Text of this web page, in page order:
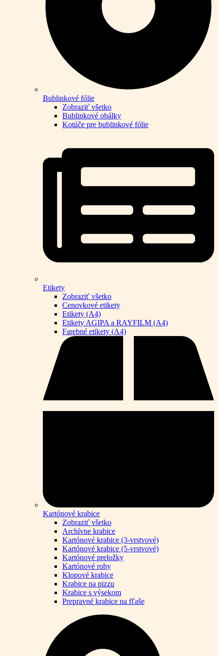
Bublinkové fólie
Zobraziť všetko
Bublinkové obálky
Kotúče pre bublinkové fólie
Etikety
Zobraziť všetko
Cenovkové etikety
Etikety (A4)
Etikety AGIPA a RAYFILM (A4)
Farebné etikety (A4)
Kartónové krabice
Zobraziť všetko
Archívne krabice
Kartónové krabice (3-vrstvové)
Kartónové krabice (5-vrstvové)
Kartónové preložky
Kartónové rohy
Klopové krabice
Krabice na pizzu
Krabice s výsekom
Prepravné krabice na fľaše